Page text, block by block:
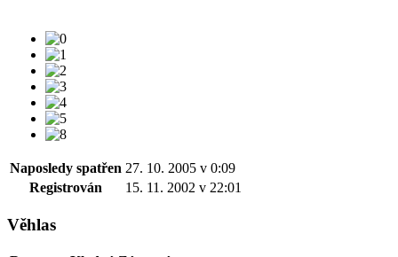
Naposledy spatřen 27. 10. 2005 v 0:09
Registrován
15. 11. 2002 v 22:01
Věhlas